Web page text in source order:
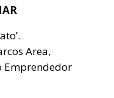
Area,
Emprendedor